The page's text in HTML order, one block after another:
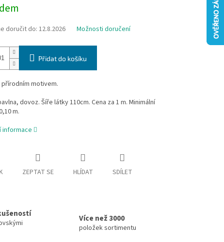
doručit do:12.8.2026 Možnosti doručení
Přidat do košíku
přírodním motivem.
dovoz. Šíře látky 110cm. Cena za 1 m. Minimální
m.
informace
ZEPTAT SE HLÍDAT SDÍLET
Více než 3000
položek sortimentu